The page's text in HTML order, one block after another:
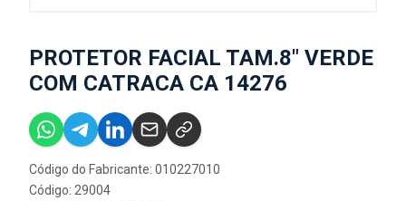
PROTETOR FACIAL TAM.8" VERDE
COM CATRACA CA 14276
Código do Fabricante: 010227010
Código: 29004